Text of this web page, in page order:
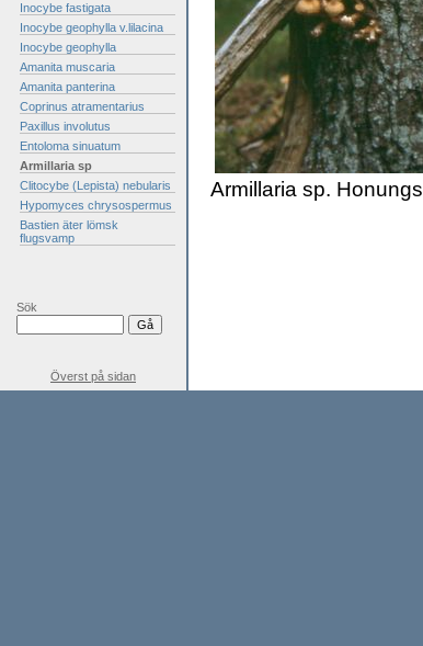
Inocybe fastigata
Inocybe geophylla v.lilacina
Inocybe geophylla
Amanita muscaria
Amanita panterina
Coprinus atramentarius
Paxillus involutus
Entoloma sinuatum
Armillaria sp
Clitocybe (Lepista) nebularis
Hypomyces chrysospermus
Bastien äter lömsk
flugsvamp
Sök
Armillaria sp.
Överst på sidan